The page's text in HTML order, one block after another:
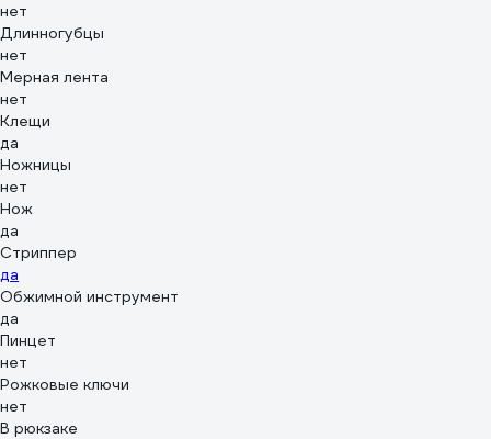
нет
Длинногубцы
нет
Мерная лента
нет
Клещи
да
Ножницы
нет
Нож
да
Стриппер
да
Обжимной инструмент
да
Пинцет
нет
Рожковые ключи
нет
В рюкзаке